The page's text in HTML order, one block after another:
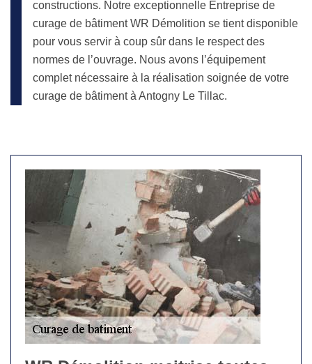
constructions. Notre exceptionnelle Entreprise de
curage de bâtiment WR Démolition se tient disponible
pour vous servir à coup sûr dans le respect des
normes de l’ouvrage. Nous avons l’équipement
complet nécessaire à la réalisation soignée de votre
curage de bâtiment à Antogny Le Tillac.